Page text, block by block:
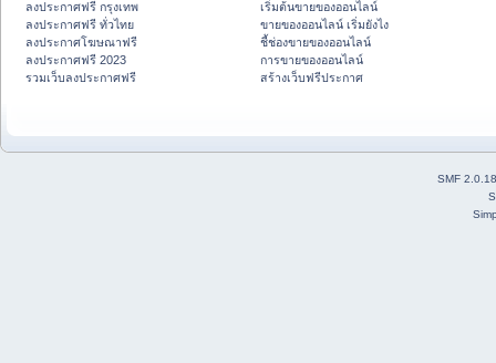
ลงประกาศฟรี กรุงเทพ
ลงประกาศฟรี ทั่วไทย
ลงประกาศโฆษณาฟรี
ลงประกาศฟรี 2023
รวมเว็บลงประกาศฟรี
เริ่มต้นขายของออนไลน์
ขายของออนไลน์ เริ่มยังไง
ชี้ช่องขายของออนไลน์
การขายของออนไลน์
สร้างเว็บฟรีประกาศ
SMF 2.0.18